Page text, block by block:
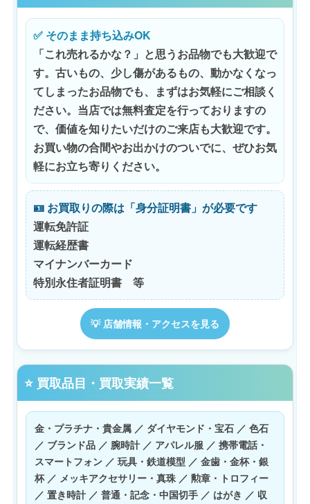
✅ そのまま持ち込みOK
「これ売れるかな？」と思うお品物でも大歓迎で
す。古いもの、少し傷があるもの、動かなくなっ
てしまったお品物でも、まずはお気軽にご相談く
ださい。当店では無料査定を行っておりますの
で、価値を知りたいだけのご来店も大歓迎です。
お買い物の合間やお出かけのついでに、ぜひお気
軽にお立ち寄りください。
🪪 お買取りの際は「身分証明書」が必要です
運転免許証
運転経歴書
マイナンバーカード
特別永住者証明書 等
💡 店舗情報・アクセスを見る
⭐ 買取品目・買取実績一覧
金・プラチナ・貴金属 ／ ダイヤモンド・宝石 ／ 色石
／ ブランド品 ／ 腕時計 ／ アパレル服 ／ 携帯電話・
スマートフォン ／ 玩具・鉄道模型 ／ 金歯・金杯・銀
杯 ／ メッキアクセサリー・真珠 ／ 勲章・トロフィー
／ 置き時計 ／ 普通・記念・中国切手 ／ はがき ／ 収